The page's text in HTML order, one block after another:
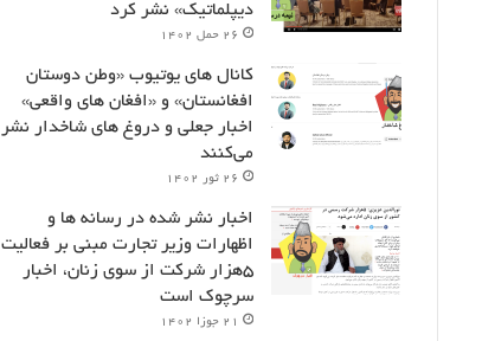
دیپلماتیک» نشر کرد
۲۶ حمل ۱۴۰۲
کانال های یوتیوب «وطن دوستان
افغانستان» و «افغان های واقعی»
اخبار جعلی و دروغ های شاخدار نشر
می‌کنند
۲۶ ثور ۱۴۰۲
اخبار نشر شده در رسانه ها و
اظهارات وزیر تجارت مبنی بر فعالیت
۵هزار شرکت از سوی زنان، اخبار
سرچوک است
۲۱ جوزا ۱۴۰۲